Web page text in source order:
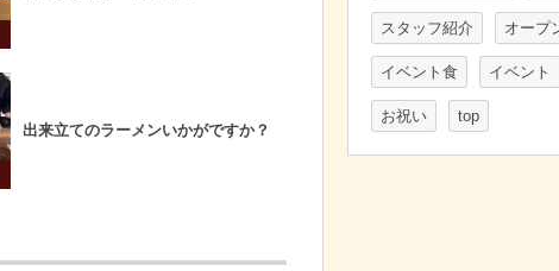
出来立てのラーメンいかがですか？
スタッフ紹介 オープ
イベント食 イベント
お祝い top